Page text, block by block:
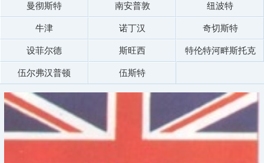
曼彻斯特 南安普敦 纽波特
牛津 诺丁汉 奇切斯特
设菲尔德 斯旺西 特伦特河畔斯托克
伍尔弗汉普顿 伍斯特